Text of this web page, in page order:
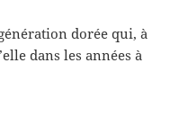
dorée qui, à
dans les années à